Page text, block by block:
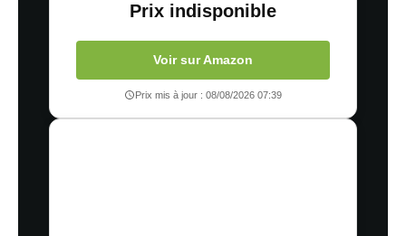
Prix indisponible
Voir sur Amazon
Prix mis à jour : 08/08/2026 07:39